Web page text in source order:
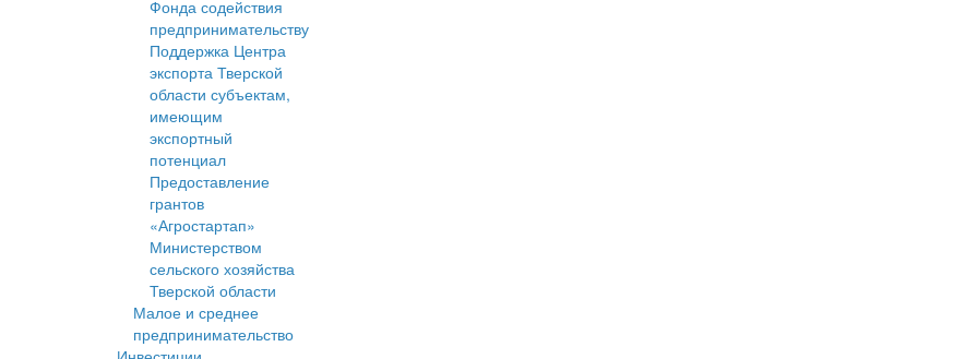
Фонда содействия
предпринимательству
Поддержка Центра
экспорта Тверской
области субъектам,
имеющим
экспортный
потенциал
Предоставление
грантов
«Агростартап»
Министерством
сельского хозяйства
Тверской области
Малое и среднее
предпринимательство